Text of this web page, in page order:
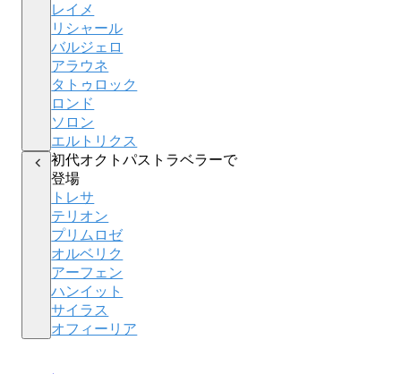
レイメ
リシャール
バルジェロ
アラウネ
タトゥロック
ロンド
ソロン
エルトリクス
初代オクトパストラベラーで
登場
トレサ
テリオン
プリムロゼ
オルベリク
アーフェン
ハンイット
サイラス
オフィーリア